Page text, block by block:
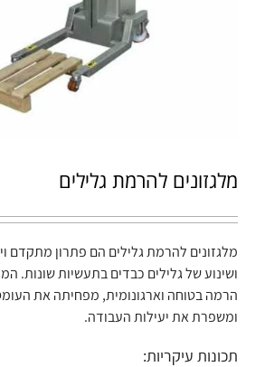
מלגזונים להרמת גלילים
מלגזונים להרמת גלילים הם פתרון מתקדם
ושינוע של גלילים כבדים בתעשיות
הרמה בטוחה וארגונומית, מפחיתה את
ומשפרת את יעילות העבודה.
תכונות עיקריות: